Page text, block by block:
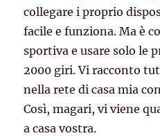
collegare i proprio
facile e funziona. Ma è
sportiva e usare solo le
2000 giri. Vi racconto
nella rete di casa mia
Così, magari, vi viene
a casa vostra.